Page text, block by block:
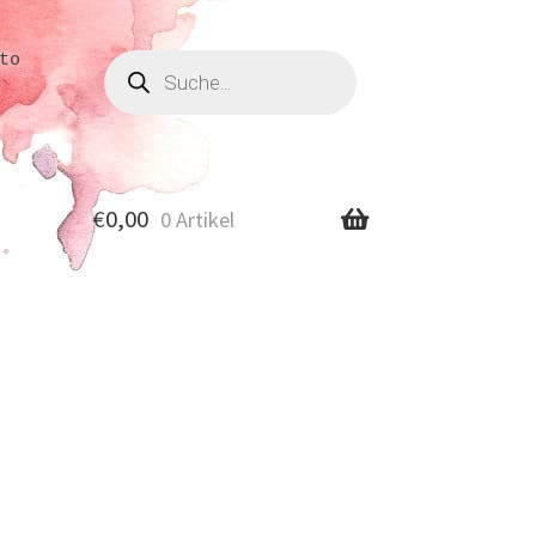
Produkte
suchen
€0,00 0 Artikel